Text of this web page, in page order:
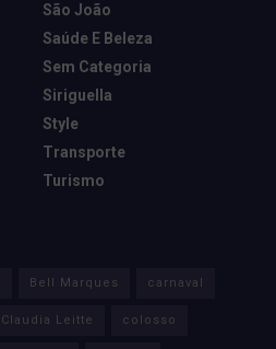
São João
Saúde E Beleza
Sem Categoria
Siriguella
Style
Transporte
Turismo
Bell Marques carnaval
Claudia Leitte colosso